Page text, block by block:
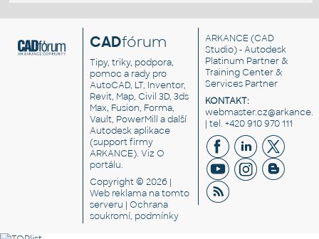
CADfórum
Tipy, triky, podpora,
pomoc a rady pro
AutoCAD, LT, Inventor,
Revit, Map, Civil 3D, 3ds
Max, Fusion, Forma,
Vault, PowerMill a další
Autodesk aplikace
(support firmy
ARKANCE). VizO
portálu.
Copyright © 2026 |
Web reklama na tomto
serveru |Ochrana
soukromí, podmínky
ARKANCE (CAD
Studio) - Autodesk
Platinum Partner &
Training Center &
Services Partner
KONTAKT:
| tel. +420 910 970 111